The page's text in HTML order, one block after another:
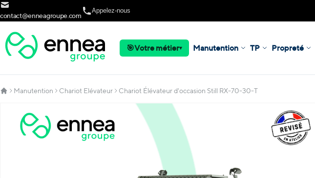
Allez au contenu
contact@enneagroupe.com
Appelez-nous
Manutention TP Propreté
🎯Votre métier▾
Manutention Chariot Elévateur Chariot Élévateur d'occasion Still RX-70-30-T